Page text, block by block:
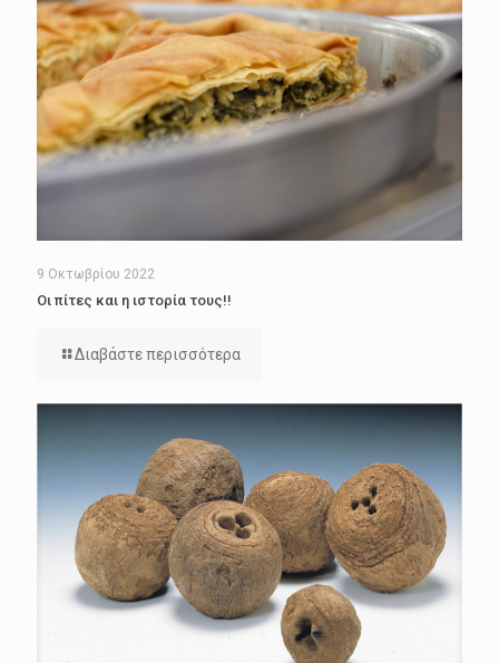
9 Οκτωβρίου 2022
Οι πίτες και η ιστορία τους!!
Διαβάστε περισσότερα